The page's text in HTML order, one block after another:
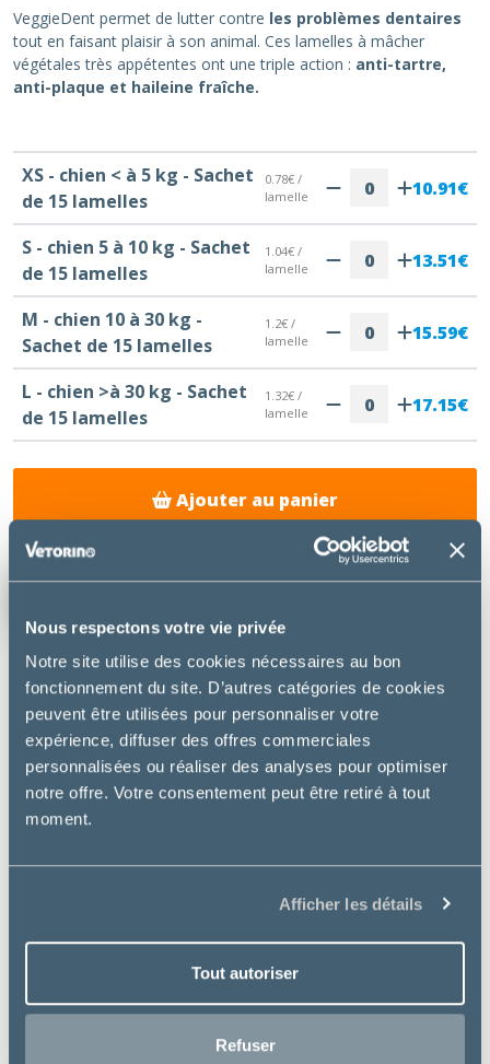
Nous respectons votre vie privée
Notre site utilise des cookies nécessaires au bon
fonctionnement du site. D’autres catégories de cookies
peuvent être utilisées pour personnaliser votre
expérience, diffuser des offres commerciales
personnalisées ou réaliser des analyses pour optimiser
notre offre. Votre consentement peut être retiré à tout
moment.
Afficher les détails
Tout autoriser
Refuser
VeggieDent permet de lutter contre les problèmes dentaires
tout en faisant plaisir à son animal. Ces lamelles à mâcher
végétales très appétentes ont une triple action : anti-tartre,
anti-plaque et haileine fraîche.
XS - chien < à 5 kg - Sachet
de 15 lamelles
0.78€ /
lamelle
10.91€
S - chien 5 à 10 kg - Sachet
de 15 lamelles
1.04€ /
lamelle
13.51€
M - chien 10 à 30 kg -
Sachet de 15 lamelles
1.2€ /
lamelle
15.59€
L - chien >à 30 kg - Sachet
de 15 lamelles
1.32€ /
lamelle
17.15€
Ajouter au panier
Livraison gratuite à la Clinique
DESCRIPTION
VeggieDent permet de lutter contre les problèmes
dentaires tout en faisant plaisir à son animal. Ces
lamelles à mâcher végétales très appétentes ont
: réduit la formation de tartre de 70%
Anti-plaque: réduit la formation de la plaque
Forme en Z brevetée: pour une action mécanique